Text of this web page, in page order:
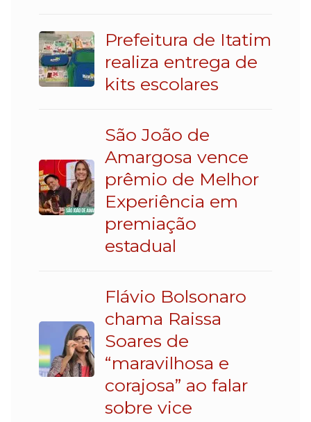
Prefeitura de Itatim
realiza entrega de
kits escolares
São João de
Amargosa vence
prêmio de Melhor
Experiência em
premiação
estadual
Flávio Bolsonaro
chama Raissa
Soares de
“maravilhosa e
corajosa” ao falar
sobre vice